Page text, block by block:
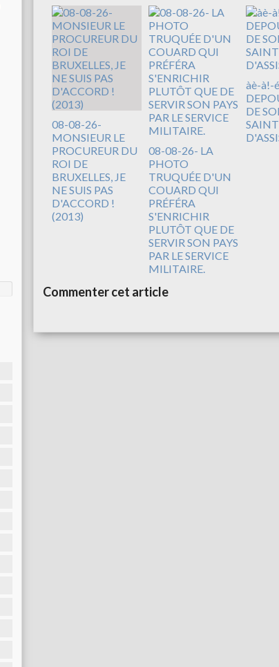
08-08-26-
MONSIEUR LE
PROCUREUR DU
ROI DE
BRUXELLES, JE
NE SUIS PAS
D'ACCORD !
(2013)
08-08-26- LA
PHOTO
TRUQUÉE D'UN
COUARD QUI
PRÉFÉRA
S'ENRICHIR
PLUTÔT QUE DE
SERVIR SON PAYS
PAR LE SERVICE
MILITAIRE.
àè-à!-
DE
Commenter cet article